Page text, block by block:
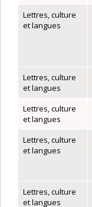
Lettres, culture
et langues
Lettres, culture
et langues
Lettres, culture
et langues
Lettres, culture
et langues
Lettres, culture
et langues